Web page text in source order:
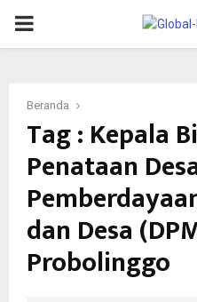
PRIMARY
Beranda
Tag : Kepala
Penataan
dan Desa
Probolinggo